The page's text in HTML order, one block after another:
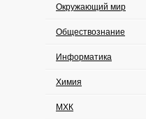
Окружающий мир
Обществознание
Информатика
Химия
МХК